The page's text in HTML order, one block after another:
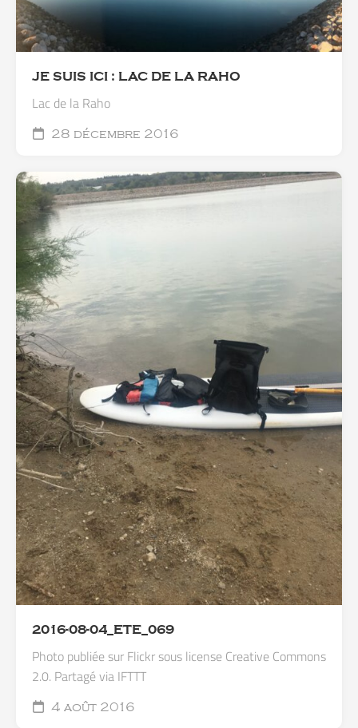
JE SUIS ICI : LAC DE LA RAHO
Lac de la Raho
28 décembre 2016
2016-08-04_ETE_069
Photo publiée sur Flickr sous license Creative Commons
2.0. Partagé via IFTTT
4 août 2016